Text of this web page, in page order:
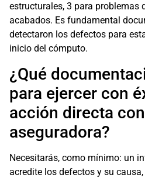
estructurales, 3 para problemas
acabados. Es fundamental
detectaron los defectos para
inicio del cómputo.
¿Qué
para ejercer con
acción directa
aseguradora?
Necesitarás, como mínimo: un
acredite los defectos y su